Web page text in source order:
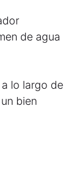
de agua
lo largo de
bien